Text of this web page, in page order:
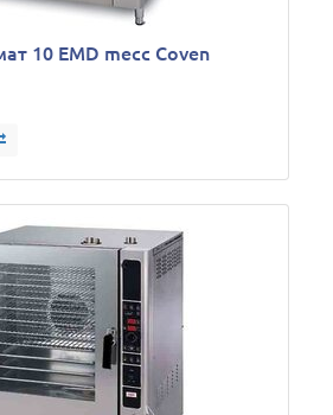
10 EMD mecc Coven